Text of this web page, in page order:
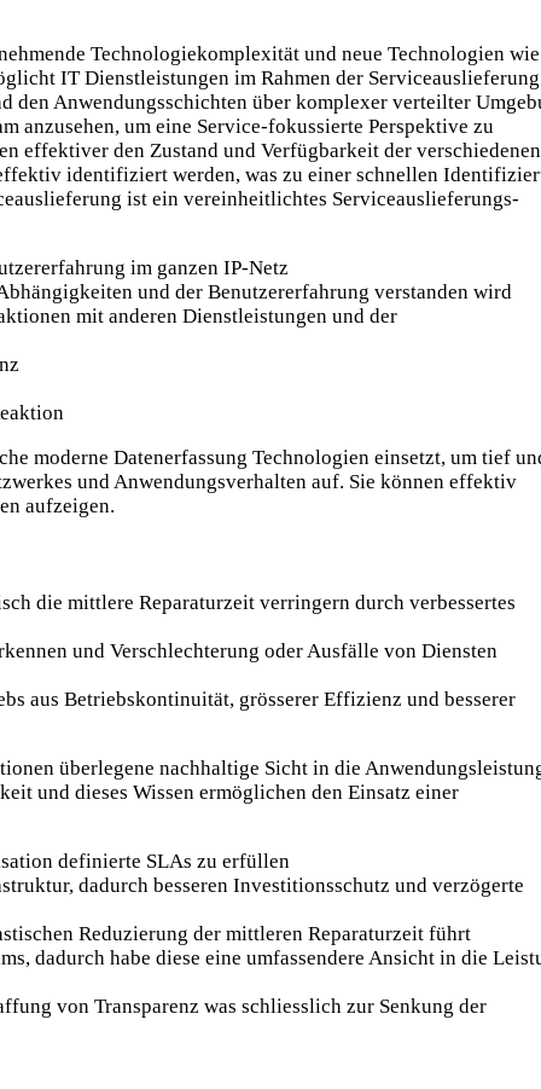
Technologiekomplexität und neue Technologien wie
IT Dienstleistungen im Rahmen der
den Anwendungsschichten über komplexer verteilter
anzusehen, um eine Service-fokussierte Perspektive zu
effektiver den Zustand und Verfügbarkeit der verschiedenen
identifiziert werden, was zu einer schnellen
ist ein vereinheitlichtes Serviceauslieferungs-
im ganzen IP-Netz
und der Benutzererfahrung verstanden wird
mit anderen Dienstleistungen und der
moderne Datenerfassung Technologien einsetzt, um tief
und Anwendungsverhalten auf. Sie können effektiv
aufzeigen.
die mittlere Reparaturzeit verringern durch verbessertes
und Verschlechterung oder Ausfälle von Diensten
aus Betriebskontinuität, grösserer Effizienz und besserer
überlegene nachhaltige Sicht in die
und dieses Wissen ermöglichen den Einsatz einer
definierte SLAs zu erfüllen
dadurch besseren Investitionsschutz und verzögerte
Reduzierung der mittleren Reparaturzeit führt
dadurch habe diese eine umfassendere Ansicht in die
von Transparenz was schliesslich zur Senkung der